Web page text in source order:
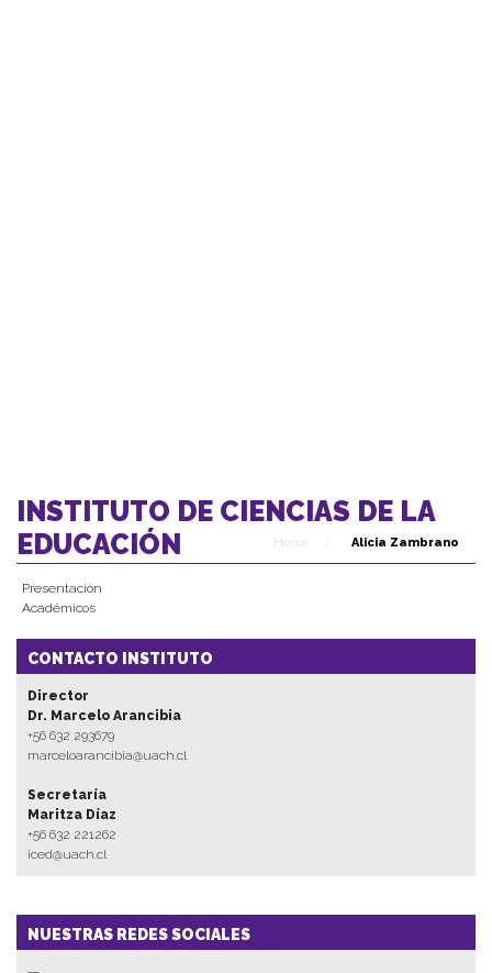
INSTITUTO DE CIENCIAS DE LA
EDUCACIÓN
Home / Alicia Zambrano
Presentación
Académicos
CONTACTO INSTITUTO
Director
Dr. Marcelo Arancibia
+56 632 293679
marceloarancibia@uach.cl
Secretaría
Maritza Díaz
+56 632 221262
iced@uach.cl
NUESTRAS REDES SOCIALES